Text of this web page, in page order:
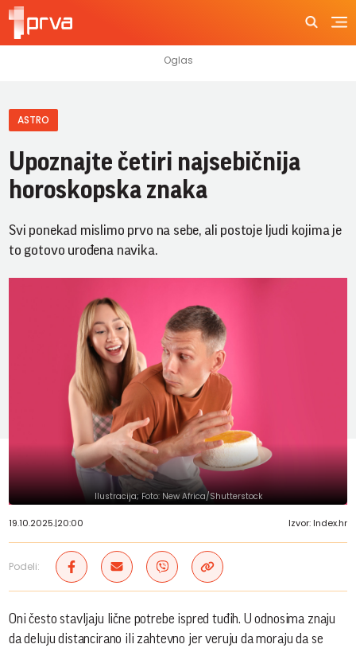
ASTRO
Upoznajte četiri najsebičnija
horoskopska znaka
Svi ponekad mislimo prvo na sebe, ali postoje ljudi kojima je
to gotovo urođena navika.
Ilustracija; Foto: New Africa/Shutterstock
19.10.2025.|20:00 Izvor: Index.hr
Podeli:
Oni često stavljaju lične potrebe ispred tuđih. U odnosima znaju
da deluju distancirano ili zahtevno jer veruju da moraju da se